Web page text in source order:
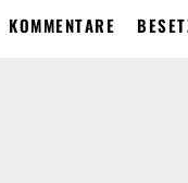
KOMMENTARE